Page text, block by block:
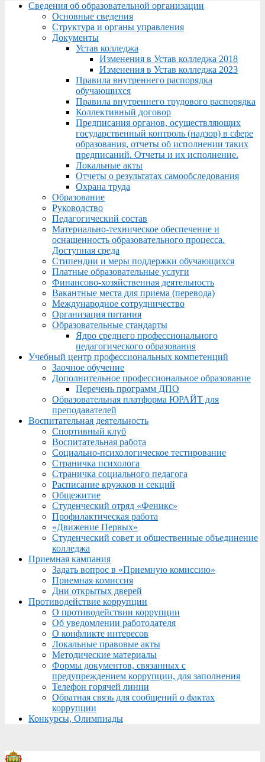
Menu
Сведения об образовательной организации
Основные сведения
Структура и органы управления
Документы
Устав колледжа
Изменения в Устав колледжа 2018
Изменения в Устав колледжа 2023
Правила внутреннего распорядка
обучающихся
Правила внутреннего трудового распорядка
Коллективный договор
Предписания органов, осуществляющих
государственный контроль (надзор) в сфере
образования, отчеты об исполнении таких
предписаний. Отчеты и их исполнение.
Локальные акты
Отчеты о результатах самообследования
Охрана труда
Образование
Руководство
Педагогический состав
Материально-техническое обеспечение и
оснащенность образовательного процесса.
Доступная среда
Стипендии и меры поддержки обучающихся
Платные образовательные услуги
Финансово-хозяйственная деятельность
Вакантные места для приема (перевода)
Международное сотрудничество
Организация питания
Образовательные стандарты
Ядро среднего профессионального
педагогического образования
Учебный центр профессиональных компетенций
Заочное обучение
Дополнительное профессиональное образование
Перечень программ ДПО
Образовательная платформа ЮРАЙТ для
преподавателей
Воспитательная деятельность
Спортивный клуб
Воспитательная работа
Социально-психологическое тестирование
Страничка психолога
Страничка социального педагога
Расписание кружков и секций
Общежитие
Студенческий отряд «Феникс»
Профилактическая работа
«Движение Первых»
Студенческий совет и общественные объединение
колледжа
Приемная кампания
Задать вопрос в «Приемную комиссию»
Приемная комиссия
Дни открытых дверей
Противодействие коррупции
О противодействии коррупции
Об уведомлении работодателя
О конфликте интересов
Локальные правовые акты
Методические материалы
Формы документов, связанных с
предупреждением коррупции, для заполнения
Телефон горячей линии
Обратная связь для сообщений о фактах
коррупции
Конкурсы, Олимпиады